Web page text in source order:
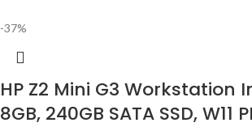
-37%
HP Z2 Mini G3 Workstation
8GB, 240GB SATA SSD, W11